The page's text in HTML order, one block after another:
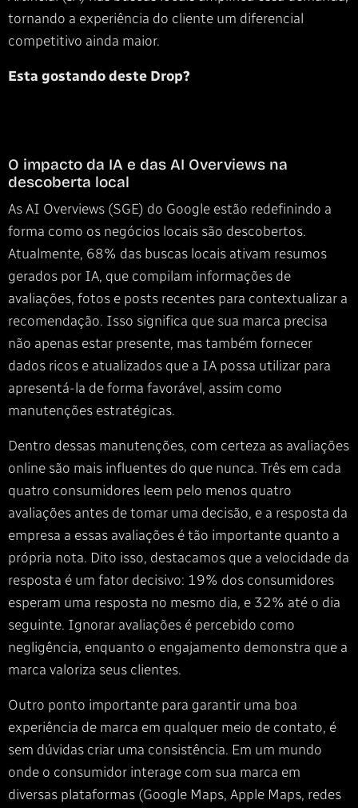
tornando a experiência do cliente um diferencial
competitivo ainda maior.
Esta gostando deste Drop?
O impacto da IA e das AI Overviews na
descoberta local
As AI Overviews (SGE) do Google estão redefinindo a
forma como os negócios locais são descobertos.
Atualmente, 68% das buscas locais ativam resumos
gerados por IA, que compilam informações de
avaliações, fotos e posts recentes para contextualizar a
recomendação. Isso significa que sua marca precisa
não apenas estar presente, mas também fornecer
dados ricos e atualizados que a IA possa utilizar para
apresentá-la de forma favorável, assim como
manutenções estratégicas.
Dentro dessas manutenções, com certeza as avaliações
online são mais influentes do que nunca. Três em cada
quatro consumidores leem pelo menos quatro
avaliações antes de tomar uma decisão, e a resposta da
empresa a essas avaliações é tão importante quanto a
própria nota. Dito isso, destacamos que a velocidade da
resposta é um fator decisivo: 19% dos consumidores
esperam uma resposta no mesmo dia, e 32% até o dia
seguinte. Ignorar avaliações é percebido como
negligência, enquanto o engajamento demonstra que a
marca valoriza seus clientes.
Outro ponto importante para garantir uma boa
experiência de marca em qualquer meio de contato, é
sem dúvidas criar uma consistência. Em um mundo
onde o consumidor interage com sua marca em
diversas plataformas (Google Maps, Apple Maps, redes